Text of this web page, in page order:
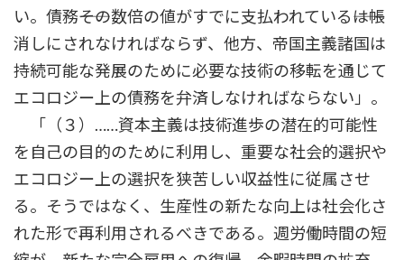
い。債務――その数倍の値がすでに支払われている――は帳
消しにされなければならず、他方、帝国主義諸国は
持続可能な発展のために必要な技術の移転を通じて
エコロジー上の債務を弁済しなければならない」。
「（３）……資本主義は技術進歩の潜在的可能性
を自己の目的のために利用し、重要な社会的選択や
エコロジー上の選択を狭苦しい収益性に従属させ
る。そうではなく、生産性の新たな向上は社会化さ
れた形で再利用されるべきである。週労働時間の短